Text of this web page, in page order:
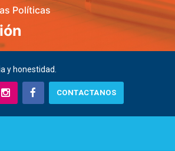
Políticas
y honestidad.
CONTACTANOS